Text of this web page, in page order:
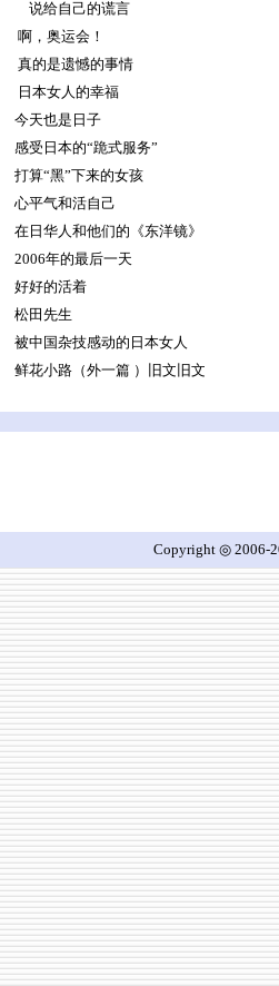
说给自己的谎言
啊，奥运会！
真的是遗憾的事情
日本女人的幸福
今天也是日子
感受日本的“跪式服务”
打算“黑”下来的女孩
心平气和活自己
在日华人和他们的《东洋镜》
2006年的最后一天
好好的活着
松田先生
被中国杂技感动的日本女人
鲜花小路（外一篇 ）旧文旧文
Copyright ◎ 2006-